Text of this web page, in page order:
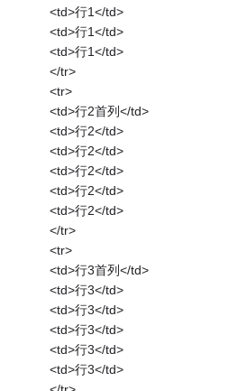
<td>行1</td>
<td>行1</td>
<td>行1</td>
</tr>
<tr>
<td>行2首列</td>
<td>行2</td>
<td>行2</td>
<td>行2</td>
<td>行2</td>
<td>行2</td>
</tr>
<tr>
<td>行3首列</td>
<td>行3</td>
<td>行3</td>
<td>行3</td>
<td>行3</td>
<td>行3</td>